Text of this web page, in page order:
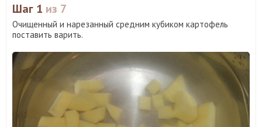
Шаг 1 из 7
Очищенный и нарезанный средним кубиком картофель
поставить варить.